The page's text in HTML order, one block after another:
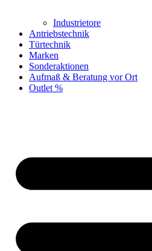
Industrietore
Antriebstechnik
Türtechnik
Marken
Sonderaktionen
Aufmaß & Beratung vor Ort
Outlet %